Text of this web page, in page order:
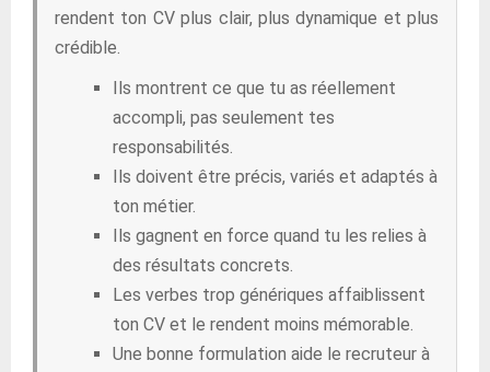
rendent ton CV plus clair, plus dynamique et plus
crédible.
Ils montrent ce que tu as réellement
accompli, pas seulement tes
responsabilités.
Ils doivent être précis, variés et adaptés à
ton métier.
Ils gagnent en force quand tu les relies à
des résultats concrets.
Les verbes trop génériques affaiblissent
ton CV et le rendent moins mémorable.
Une bonne formulation aide le recruteur à